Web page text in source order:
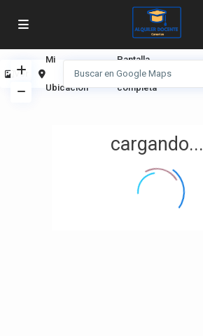
cargando...
Ver
Mi
Ubicación
Pantalla
completa